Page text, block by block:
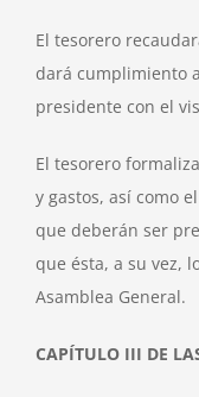
El tesorero
dará cumplimiento
presidente con el
El tesorero
y gastos, así como
que deberán ser
que ésta, a su vez,
Asamblea General.
CAPÍTULO III DE